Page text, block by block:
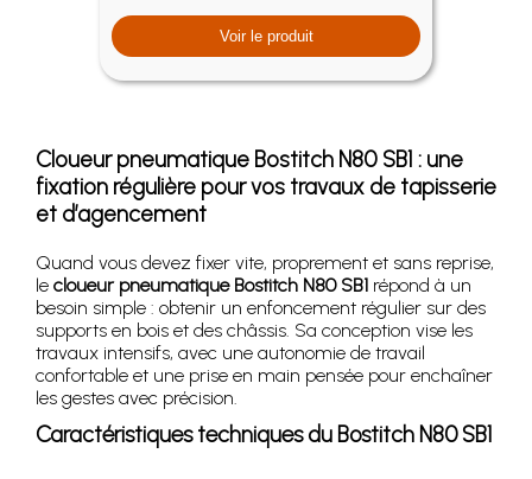
Voir le produit
Cloueur pneumatique Bostitch N80 SB1 : une
fixation régulière pour vos travaux de tapisserie
et d’agencement
Quand vous devez fixer vite, proprement et sans reprise,
le cloueur pneumatique Bostitch N80 SB1 répond à un
besoin simple : obtenir un enfoncement régulier sur des
supports en bois et des châssis. Sa conception vise les
travaux intensifs, avec une autonomie de travail
confortable et une prise en main pensée pour enchaîner
les gestes avec précision.
Caractéristiques techniques du Bostitch N80 SB1